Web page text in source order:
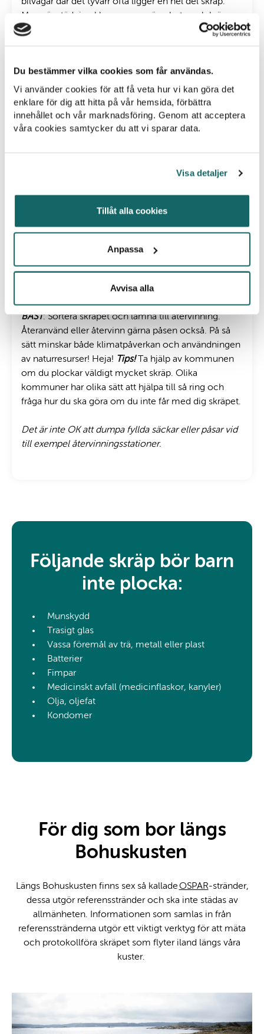
Du bestämmer vilka cookies som får användas.
Vi använder cookies för att få veta hur vi kan göra det
enklare för dig att hitta på vår hemsida, förbättra
innehållet och vår marknadsföring. Genom att acceptera
våra cookies samtycker du att vi sparar data.
Visa detaljer
Tillåt alla cookies
Anpassa
Avvisa alla
Men vägstädning klassas som vägarbete och kräver
särskild utbildning i bland annat trafiksäkerhet. Tänk
andra känsliga biotoper.
finns plats. Du gör en stor insats bara genom att ta
upp skräpet från marken!
BÄTTRE: Ta med dig skräpet hem och lägg det i
restavfall. Grymt bra jobbat!
BÄST: Sortera skräpet och lämna till återvinning.
Återanvänd eller återvinn gärna påsen också. På så
sätt minskar både klimatpåverkan och användningen
av naturresurser! Heja! Tips!Ta hjälp av kommunen
om du plockar väldigt mycket skräp. Olika
kommuner har olika sätt att hjälpa till så ring och
fråga hur du ska göra om du inte får med dig skräpet.
Det är inte OK att dumpa fyllda säckar eller påsar vid
till exempel återvinningsstationer.
Följande skräp bör barn
inte plocka:
Munskydd
Trasigt glas
Vassa föremål av trä, metall eller plast
Batterier
Fimpar
Medicinskt avfall (medicinflaskor, kanyler)
Olja, oljefat
Kondomer
För dig som bor längs
Bohuskusten
Längs Bohuskusten finns sex så kalladeOSPAR-stränder,
dessa utgör referensstränder och ska inte städas av
allmänheten. Informationen som samlas in från
referensstränderna utgör ett viktigt verktyg för att mäta
och protokollföra skräpet som flyter iland längs våra
kuster.